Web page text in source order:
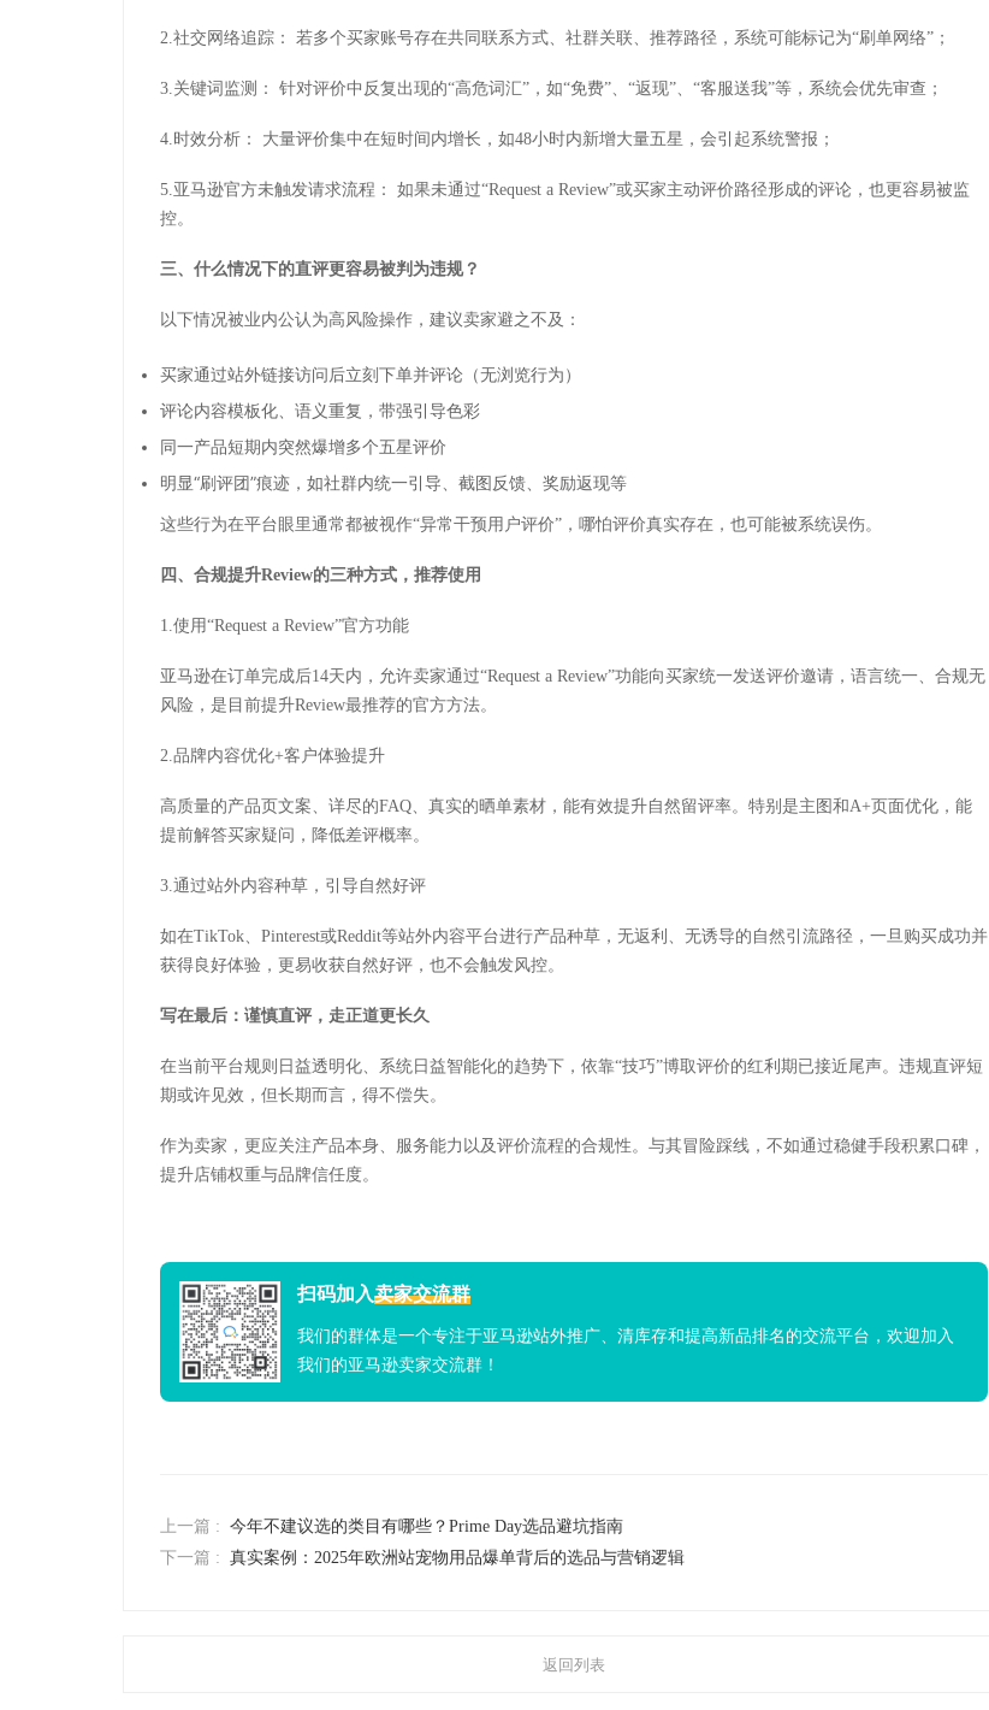
2.社交网络追踪： 若多个买家账号存在共同联系方式、社群关联、推荐路径，系统可能标记为“刷单网络”；
3.关键词监测： 针对评价中反复出现的“高危词汇”，如“免费”、“返现”、“客服送我”等，系统会优先审查；
4.时效分析： 大量评价集中在短时间内增长，如48小时内新增大量五星，会引起系统警报；
5.亚马逊官方未触发请求流程： 如果未通过“Request a Review”或买家主动评价路径形成的评论，也更容易被监
控。
三、什么情况下的直评更容易被判为违规？
以下情况被业内公认为高风险操作，建议卖家避之不及：
买家通过站外链接访问后立刻下单并评论（无浏览行为）
评论内容模板化、语义重复，带强引导色彩
同一产品短期内突然爆增多个五星评价
明显“刷评团”痕迹，如社群内统一引导、截图反馈、奖励返现等
这些行为在平台眼里通常都被视作“异常干预用户评价”，哪怕评价真实存在，也可能被系统误伤。
四、合规提升Review的三种方式，推荐使用
1.使用“Request a Review”官方功能
亚马逊在订单完成后14天内，允许卖家通过“Request a Review”功能向买家统一发送评价邀请，语言统一、合规无
风险，是目前提升Review最推荐的官方方法。
2.品牌内容优化+客户体验提升
高质量的产品页文案、详尽的FAQ、真实的晒单素材，能有效提升自然留评率。特别是主图和A+页面优化，能
提前解答买家疑问，降低差评概率。
3.通过站外内容种草，引导自然好评
如在TikTok、 Pinterest或Reddit等站外内容平台进行产品种草，无返利、无诱导的自然引流路径，一旦购买成功并
获得良好体验，更易收获自然好评，也不会触发风控。
写在最后 ：谨慎直评，走正道更长久
在当前平台规则日益透明化、系统日益智能化的趋势下，依靠“技巧”博取评价的红利期已接近尾声。违规直评短
期或许见效，但长期而言，得不偿失。
作为卖家，更应关注产品本身、服务能力以及评价流程的合规性。与其冒险踩线，不如通过稳健手段积累口碑，
提升店铺权重与品牌信任度。
扫码加入卖家交流群
我们的群体是一个专注于亚马逊站外推广、清库存和提高新品排名的交流平台，欢迎加入
我们的亚马逊卖家交流群！
上一篇 : 今年不建议选的类目有哪些？Prime Day选品避坑指南
下一篇 : 真实案例：2025年欧洲站宠物用品爆单背后的选品与营销逻辑
返回列表